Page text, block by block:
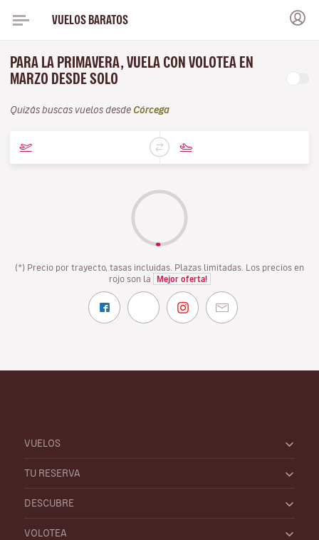
VUELOS BARATOS
PARA LA PRIMAVERA, VUELA CON VOLOTEA EN
MARZO DESDE SOLO
Quizás buscas vuelos desde Córcega
(*) Precio por trayecto, tasas incluidas. Plazas limitadas. Los precios en
rojo son la
Mejor oferta!
VUELOS
TU RESERVA
DESCUBRE
VOLOTEA